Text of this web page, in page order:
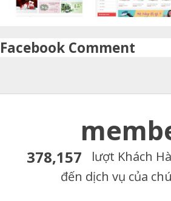
Facebook Comment
378,157
lượt Khách
đến dịch vụ của